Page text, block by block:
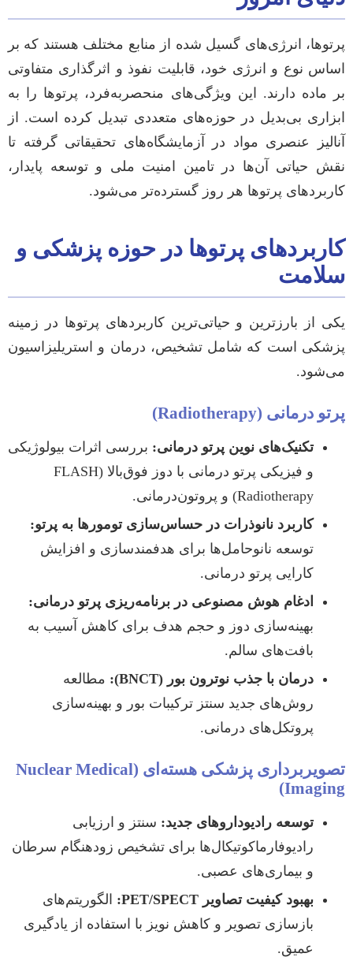
پرتوها، انرژی‌های گسیل شده از منابع مختلف هستند که بر
اساس نوع و انرژی خود، قابلیت نفوذ و اثرگذاری متفاوتی
بر ماده دارند. این ویژگی‌های منحصربه‌فرد، پرتوها را به
ابزاری بی‌بدیل در حوزه‌های متعددی تبدیل کرده است. از
آنالیز عنصری مواد در آزمایشگاه‌های تحقیقاتی گرفته تا
نقش حیاتی آن‌ها در تامین امنیت ملی و توسعه پایدار،
کاربردهای پرتوها هر روز گسترده‌تر می‌شود.
کاربردهای پرتوها در حوزه پزشکی و
سلامت
یکی از بارزترین و حیاتی‌ترین کاربردهای پرتوها در زمینه
پزشکی است که شامل تشخیص، درمان و استریلیزاسیون
می‌شود.
پرتو درمانی (Radiotherapy)
تکنیک‌های نوین پرتو درمانی: بررسی اثرات بیولوژیکی
و فیزیکی پرتو درمانی با دوز فوق‌بالا (FLASH
Radiotherapy) و پروتون‌درمانی.
کاربرد نانوذرات در حساس‌سازی تومورها به پرتو:
توسعه نانوحامل‌ها برای هدفمندسازی و افزایش
کارایی پرتو درمانی.
ادغام هوش مصنوعی در برنامه‌ریزی پرتو درمانی:
بهینه‌سازی دوز و حجم هدف برای کاهش آسیب به
بافت‌های سالم.
درمان با جذب نوترون بور (BNCT):
مطالعه
روش‌های جدید سنتز ترکیبات بور و بهینه‌سازی
پروتکل‌های درمانی.
تصویربرداری پزشکی هسته‌ای (Nuclear Medical
Imaging)
توسعه رادیوداروهای جدید: سنتز و ارزیابی
رادیوفارماکوتیکال‌ها برای تشخیص زودهنگام سرطان
و بیماری‌های عصبی.
بهبود کیفیت تصاویر PET/SPECT:
الگوریتم‌های
بازسازی تصویر و کاهش نویز با استفاده از یادگیری
عمیق.